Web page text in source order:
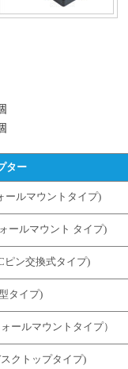
ター
ールマウントタイプ)
ールマウント タイプ)
ピン交換式タイプ)
タイプ)
ールマウントタイプ）
クトップタイプ)